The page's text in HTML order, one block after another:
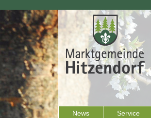
News Service